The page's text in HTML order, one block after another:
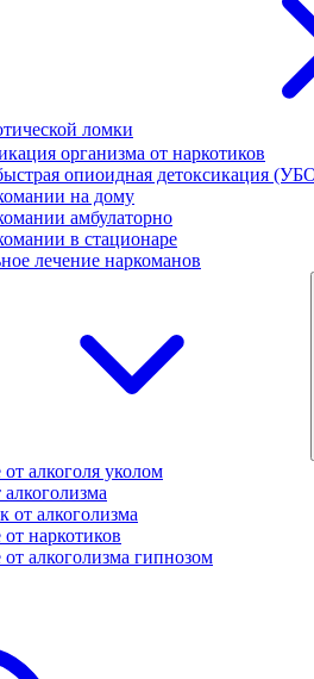
ломки
организма от наркотиков
опиоидная детоксикация
на дому
амбулаторно
в стационаре
лечение наркоманов
алкоголя уколом
от алкоголизма
наркотиков
алкоголизма гипнозом